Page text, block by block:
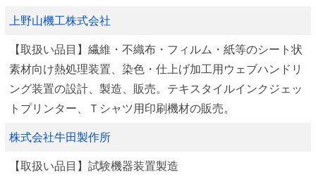
上野山機工株式会社
【取扱い品目】繊維・不織布・フィルム・紙等のシート状
素材向け熱処理装置、染色・仕上げ加工用ウェブハンドリ
ング装置の設計、製造、販売。テキスタイルインクジェッ
トプリンター、Ｔシャツ用印刷機材の販売。
株式会社牛田製作所
【取扱い品目】試験機器装置製造